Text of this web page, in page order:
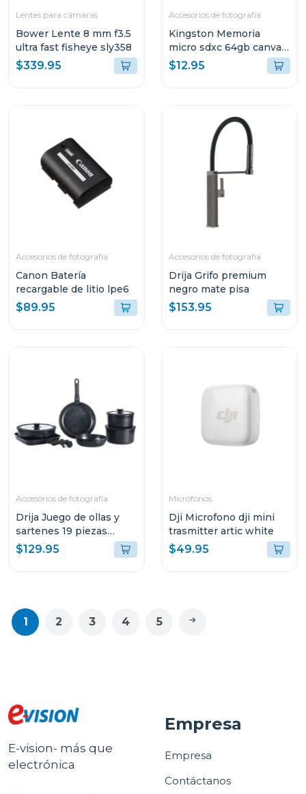
Lentes para cámaras
Bower Lente 8 mm f3.5
ultra fast fisheye sly358
$339.95
Accesorios de fotografía
Kingston Memoria
micro sdxc 64gb canvas
go plus gen4 200 mb/s
sdcg4
$12.95
Accesorios de fotografía
Canon Batería
recargable de litio lpe6
$89.95
Accesorios de fotografía
Drija Grifo premium
negro mate pisa
$153.95
Accesorios de fotografía
Drija Juego de ollas y
sartenes 19 piezas
negro antiadherentes
$129.95
Micrófonos
Dji Microfono dji mini
trasmitter artic white
$49.95
1 2 3 4 5
E-vision- más que
electrónica
Empresa
Empresa
Contáctanos